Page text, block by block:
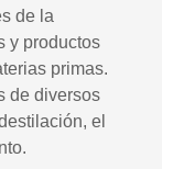
de la
y productos
primas.
de diversos
el